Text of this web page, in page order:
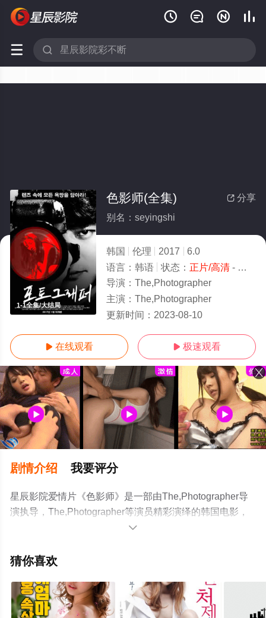
   
 
1-1全集/大结局
 分享
色影师(全集)
别名：seyingshi
韩国 伦理 2017
6.0
语言： 韩语 状态： 正片/高清- 免费在线观看
导演： The,Photographer
主演： The,Photographer
更新时间： 2023-08-10
 在线观看  极速观看
剧情介绍 我要评分
星辰影院爱情片《色影师》是一部由The,Photographer导
演执导，The,Photographer等演员精彩演绎的韩国电影，
大结局剧情已揭晓（1-1全集），手机免费观看高清未删减
瓣电影、电视猫或剧情网等平台了解。

猜你喜欢